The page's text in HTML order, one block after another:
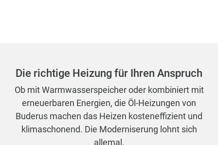
Die richtige Heizung für Ihren Anspruch
Ob mit Warmwasserspeicher oder kombiniert mit
erneuerbaren Energien, die Öl-Heizungen von
Buderus machen das Heizen kosteneffizient und
klimaschonend. Die Moderniserung lohnt sich
allemal.